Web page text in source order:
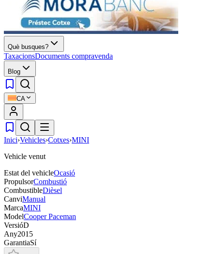
Què busques?
TaxacionsDocuments compravenda
Blog
CA
Inici›Vehicles›Cotxes›MINI
Vehicle venut
Estat del vehicleOcasió
PropulsorCombustió
CombustibleDièsel
CanviManual
MarcaMINI
ModelCooper Paceman
VersióD
Any2015
GarantiaSí